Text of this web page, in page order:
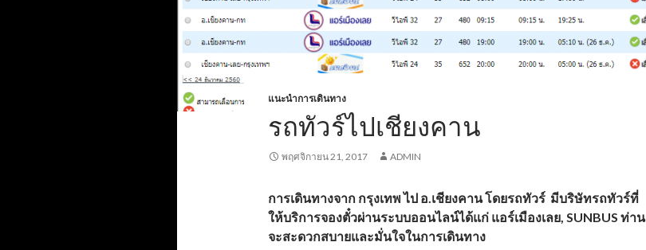
แนะนำการเดินทาง
รถทัวร์ไปเชียงคาน
พฤศจิกายน 21, 2017 ADMIN
การเดินทางจาก กรุงเทพ ไป อ.เชียงคาน โดยรถทัวร์ มีบริษัทรถทัวร์ที่
ให้บริการจองตั๋วผ่านระบบออนไลน์ได้แก่ แอร์เมืองเลย, SUNBUS ท่าน
จะสะดวกสบายและมั่นใจในการเดินทาง